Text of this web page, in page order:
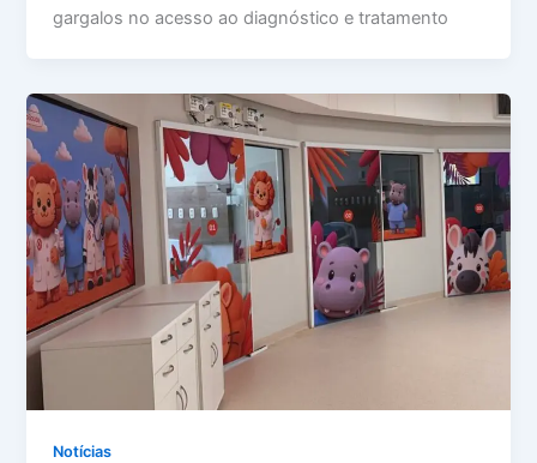
gargalos no acesso ao diagnóstico e tratamento
Notícias